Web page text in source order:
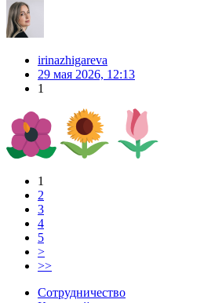
irinazhigareva
29 мая 2026, 12:13
1
1
2
3
4
5
>
>>
Сотрудничество